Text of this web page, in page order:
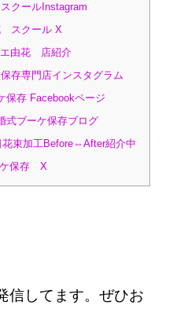
クールInstagram
スクール X
エ由花 店紹介
存専門店インスタグラム
存 Facebookページ
ブーケ保存ブログ
束加工Before⇔After紹介中
保存 X
信してます。ぜひお